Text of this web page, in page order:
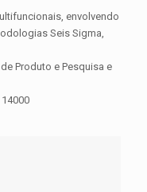
envolvendo
Seis Sigma,
Produto e Pesquisa e